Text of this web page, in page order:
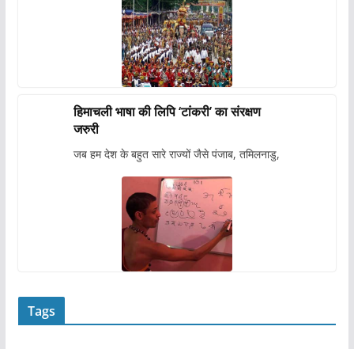
हिमाचली भाषा की लिपि ‘टांकरी’ का संरक्षण
जरुरी
जब हम देश के बहुत सारे राज्यों जैसे पंजाब, तमिलनाडु,
Tags